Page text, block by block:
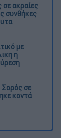
σε ακραίες
συνθήκες
με
η
Σορός σε
κοντά